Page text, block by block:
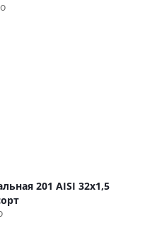
201 AISI 32х1,5